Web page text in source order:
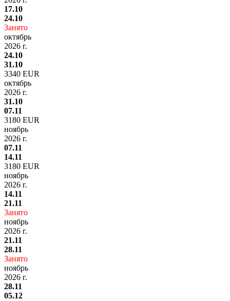
17.10
24.10
Занято
октябрь
2026 г.
24.10
31.10
3340 EUR
октябрь
2026 г.
31.10
07.11
3180 EUR
ноябрь
2026 г.
07.11
14.11
3180 EUR
ноябрь
2026 г.
14.11
21.11
Занято
ноябрь
2026 г.
21.11
28.11
Занято
ноябрь
2026 г.
28.11
05.12